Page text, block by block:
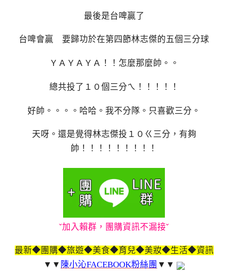
最後是台啤贏了
台啤會贏 要歸功於在第四節林志傑的五個三分球
ＹＡＹＡＹＡ！！怎麼那麼帥。。
總共投了１０個三分ㄟ！！！！！
好帥。。。。哈哈。我不分隊。只喜歡三分。
天呀。還是覺得林志傑投１０ㄍ三分，有夠
帥！！！！！！！！！
ˇ加入賴群，團購資訊不漏接ˇ
最新◆團購◆旅遊◆美食◆育兒◆美妝◆生活◆資訊
▼▼ 陳小沁FACEBOOK粉絲團 ▼▼